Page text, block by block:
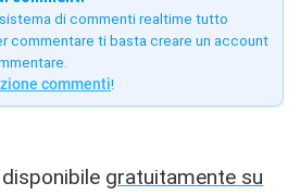
di commenti realtime tutto
commentare ti basta creare un account
commenti!
gratuitamente su